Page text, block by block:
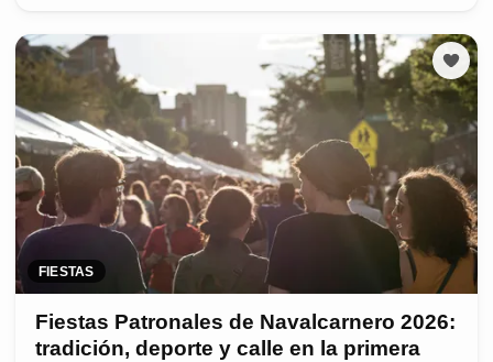
FIESTAS
Fiestas Patronales de Navalcarnero 2026:
tradición, deporte y calle en la primera